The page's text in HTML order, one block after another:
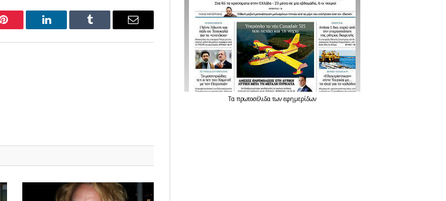
Pinterest LinkedIn Tumblr Email
Τα πρωτοσέλιδατων εφημερίδων